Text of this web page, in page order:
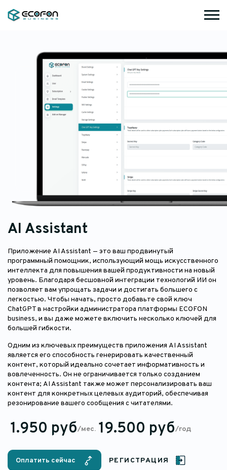
AI Assistant
Приложение AI Assistant — это ваш продвинутый
программный помощник, использующий мощь искусственного
интеллекта для повышения вашей продуктивности на новый
уровень. Благодаря бесшовной интеграции технологий ИИ он
позволяет вам упрощать задачи и достигать большего с
легкостью. Чтобы начать, просто добавьте свой ключ
ChatGPT в настройки администратора платформы ECOFON
business, и вы даже можете включить несколько ключей для
большей гибкости.
Одним из ключевых преимуществ приложения AI Assistant
является его способность генерировать качественный
контент, который идеально сочетает информативность и
вовлеченность. Он не ограничивается только созданием
контента; AI Assistant также может персонализировать ваш
контент для конкретных целевых аудиторий, обеспечивая
резонирование вашего сообщения с читателями.
1.950 руб/мес. 19.500 руб/год
Оплатить сейчас РЕГИСТРАЦИЯ